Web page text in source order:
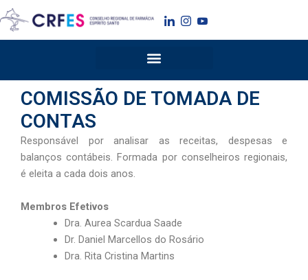
para
o
COMISSÃO DE TOMADA DE
CONTAS
Responsável por analisar as receitas, despesas e
balanços contábeis. Formada por conselheiros regionais,
é eleita a cada dois anos.
Membros Efetivos
Dra. Aurea Scardua Saade
Dr. Daniel Marcellos do Rosário
Dra. Rita Cristina Martins